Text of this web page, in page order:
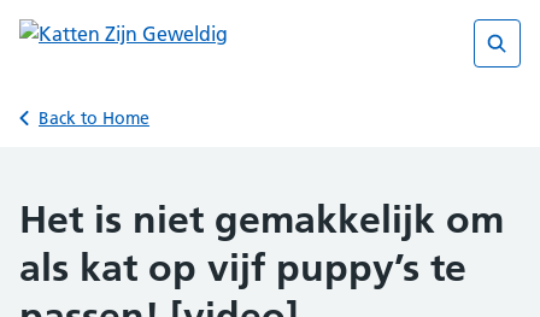
Skip
Back to Home
Het is niet gemakkelijk om
als kat op vijf puppy’s te